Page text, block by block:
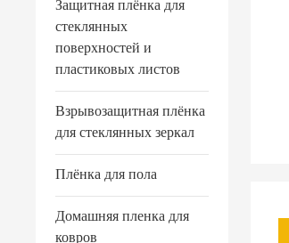
Защитная плёнка для
стеклянных
поверхностей и
пластиковых листов
Взрывозащитная плёнка
для стеклянных зеркал
Плёнка для пола
Домашняя пленка для
ковров